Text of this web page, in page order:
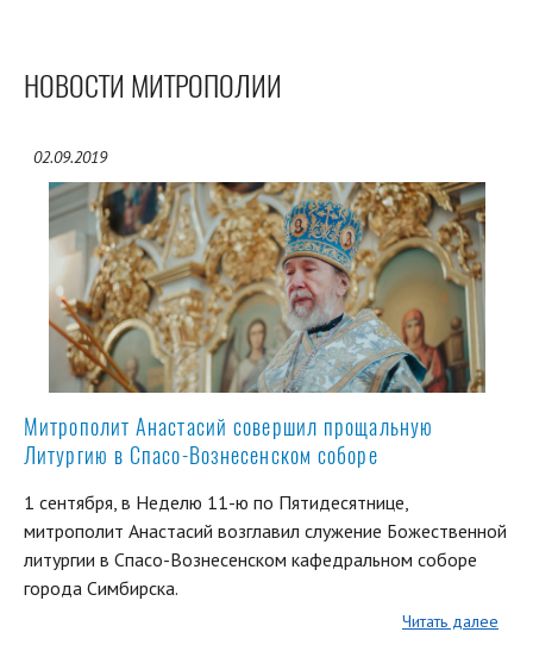
НОВОСТИ МИТРОПОЛИИ
02.09.2019
Митрополит Анастасий совершил прощальную
Литургию в Спасо-Вознесенском соборе
1 сентября, в Неделю 11-ю по Пятидесятнице,
митрополит Анастасий возглавил служение Божественной
литургии в Спасо-Вознесенском кафедральном соборе
города Симбирска.
Читать далее